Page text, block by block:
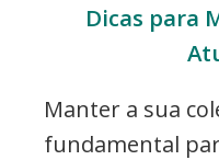
Dicas para
Manter a sua
fundamental